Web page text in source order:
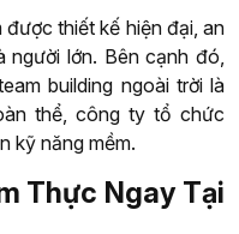
thiết kế hiện đại, an
lớn. Bên cạnh đó,
building ngoài trời là
thể, công ty tổ chức
kỹ năng mềm.
Thực Ngay Tại